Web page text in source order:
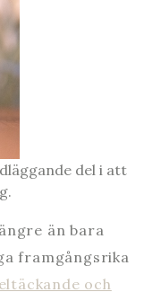
del i att
än bara
framgångsrika
och